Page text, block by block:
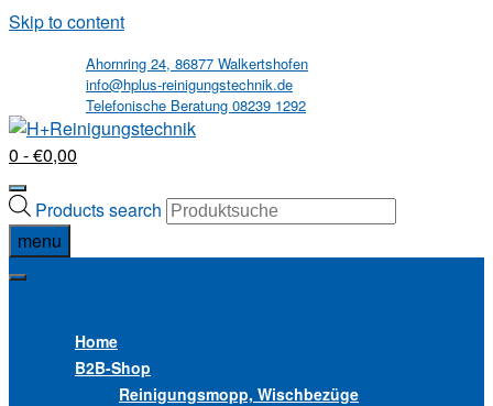
Skip to content
Ahornring 24, 86877 Walkertshofen
info@hplus-reinigungstechnik.de
Telefonische Beratung 08239 1292
0 - €0,00
Products search
menu
Home
B2B-Shop
Reinigungsmopp, Wischbezüge